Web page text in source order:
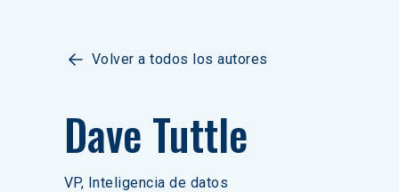
Volver a todos los autores
Dave Tuttle
VP, Inteligencia de datos